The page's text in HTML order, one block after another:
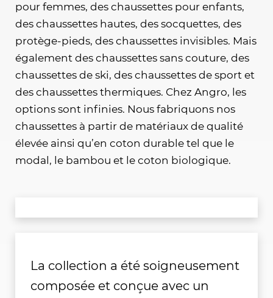
pour femmes, des chaussettes pour enfants,
des chaussettes hautes, des socquettes, des
protège-pieds, des chaussettes invisibles. Mais
également des chaussettes sans couture, des
chaussettes de ski, des chaussettes de sport et
des chaussettes thermiques. Chez Angro, les
options sont infinies. Nous fabriquons nos
chaussettes à partir de matériaux de qualité
élevée ainsi qu’en coton durable tel que le
modal, le bambou et le coton biologique.
La collection a été soigneusement
composée et conçue avec un